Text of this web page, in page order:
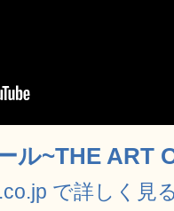
ル~THE ART
で詳しく見